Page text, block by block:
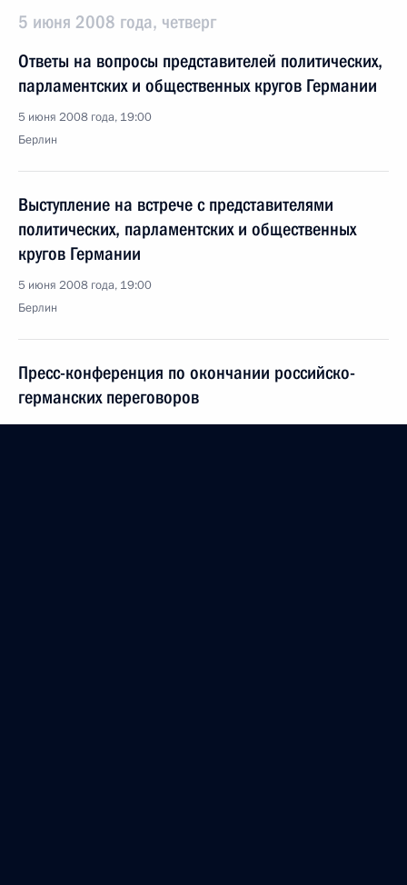
5 июня 2008 года, четверг
Ответы на вопросы представителей политических,
парламентских и общественных кругов Германии
5 июня 2008 года, 19:00
Берлин
Выступление на встрече с представителями
политических, парламентских и общественных
кругов Германии
5 июня 2008 года, 19:00
Берлин
Пресс-конференция по окончании российско-
германских переговоров
5 июня 2008 года, 17:00